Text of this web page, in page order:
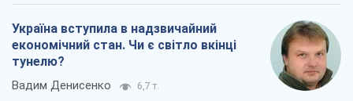
Україна вступила в надзвичайний
економічний стан. Чи є світло вкінці
тунелю?
Вадим Денисенко 6,7 т.